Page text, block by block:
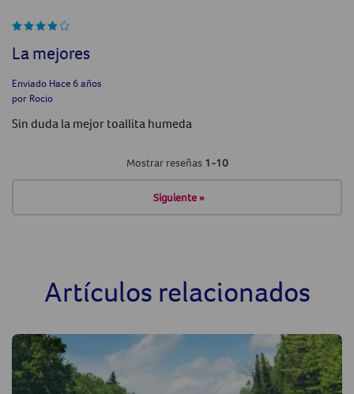
La mejores
Enviado Hace 6 años
por Rocio
Sin duda la mejor toallita humeda
Mostrar reseñas 1-10
Siguiente»
Artículos relacionados